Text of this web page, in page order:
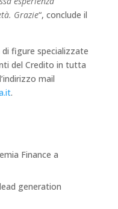
Grazie“, conclude il
di figure specializzate
del Credito in tutta
mail
.
Finance a
generation